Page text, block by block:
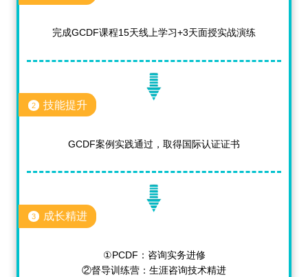
完成GCDF课程15天线上学习+3天面授实战演练
2 技能提升
GCDF案例实践通过，取得国际认证证书
3 成长精进
①PCDF：咨询实务进修
②督导训练营：生涯咨询技术精进